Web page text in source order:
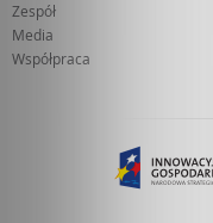
Zespół
Media
Współpraca